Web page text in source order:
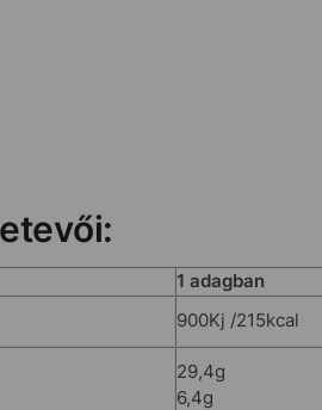
1 adagban
900Kj /215kcal
29,4g
6,4g